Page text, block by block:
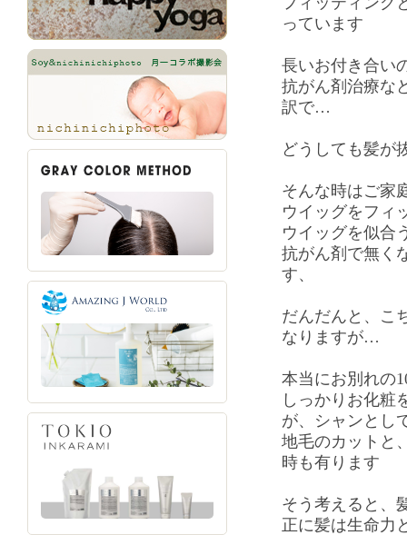
っています
長いお付き合い
抗がん剤治療な
訳で…
どうしても髪が
そんな時はご家
ウイッグをフィ
ウイッグを似合
抗がん剤で無く
す、
だんだんと、こ
なりますが…
本当にお別れの
しっかりお化粧
が、シャンとし
地毛のカットと
時も有ります
そう考えると、
正に髪は生命力